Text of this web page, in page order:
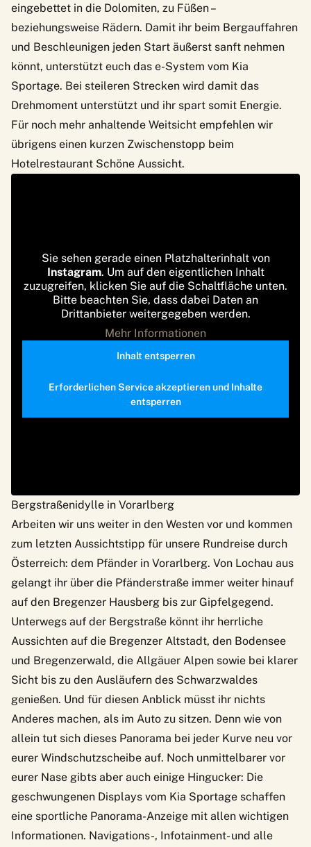
eingebettet in die Dolomiten, zu Füßen –
beziehungsweise Rädern. Damit ihr beim Bergauffahren
und Beschleunigen jeden Start äußerst sanft nehmen
könnt, unterstützt euch das e-System vom Kia
Sportage. Bei steileren Strecken wird damit das
Drehmoment unterstützt und ihr spart somit Energie.
Für noch mehr anhaltende Weitsicht empfehlen wir
übrigens einen kurzen Zwischenstopp beim
Hotelrestaurant Schöne Aussicht.
Sie sehen gerade einen Platzhalterinhalt von
Instagram. Um auf den eigentlichen Inhalt
zuzugreifen, klicken Sie auf die Schaltfläche unten.
Bitte beachten Sie, dass dabei Daten an
Drittanbieter weitergegeben werden.
Mehr Informationen
Inhalt entsperren
Erforderlichen Service akzeptieren und Inhalte
entsperren
Bergstraßenidylle in Vorarlberg
Arbeiten wir uns weiter in den Westen vor und kommen
zum letzten Aussichtstipp für unsere Rundreise durch
Österreich: dem Pfänder in Vorarlberg. Von Lochau aus
gelangt ihr über die Pfänderstraße immer weiter hinauf
auf den Bregenzer Hausberg bis zur Gipfelgegend.
Unterwegs auf der Bergstraße könnt ihr herrliche
Aussichten auf die Bregenzer Altstadt, den Bodensee
und Bregenzerwald, die Allgäuer Alpen sowie bei klarer
Sicht bis zu den Ausläufern des Schwarzwaldes
genießen. Und für diesen Anblick müsst ihr nichts
Anderes machen, als im Auto zu sitzen. Denn wie von
allein tut sich dieses Panorama bei jeder Kurve neu vor
eurer Windschutzscheibe auf. Noch unmittelbarer vor
eurer Nase gibts aber auch einige Hingucker: Die
geschwungenen Displays vom Kia Sportage schaffen
eine sportliche Panorama-Anzeige mit allen wichtigen
Informationen. Navigations-, Infotainment- und alle